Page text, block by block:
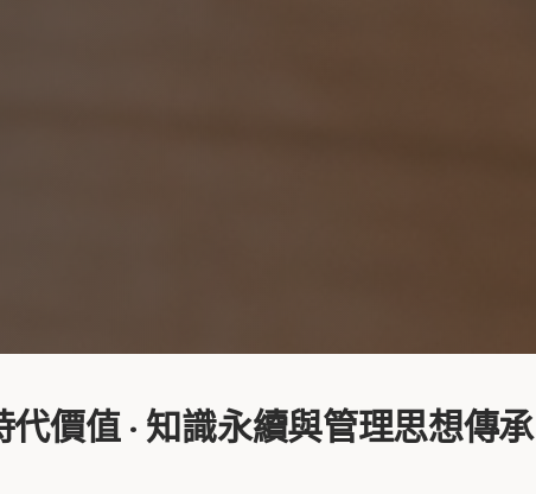
價值 · 知識永續與管理思想傳承